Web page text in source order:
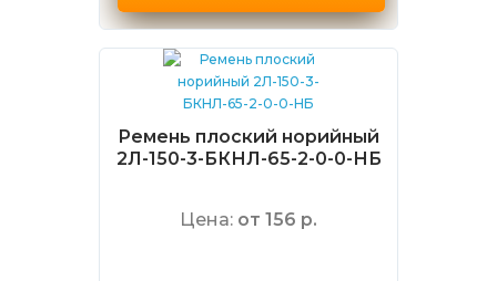
Ремень плоский норийный
2Л-150-3-БКНЛ-65-2-0-0-НБ
Цена: от 156 р.